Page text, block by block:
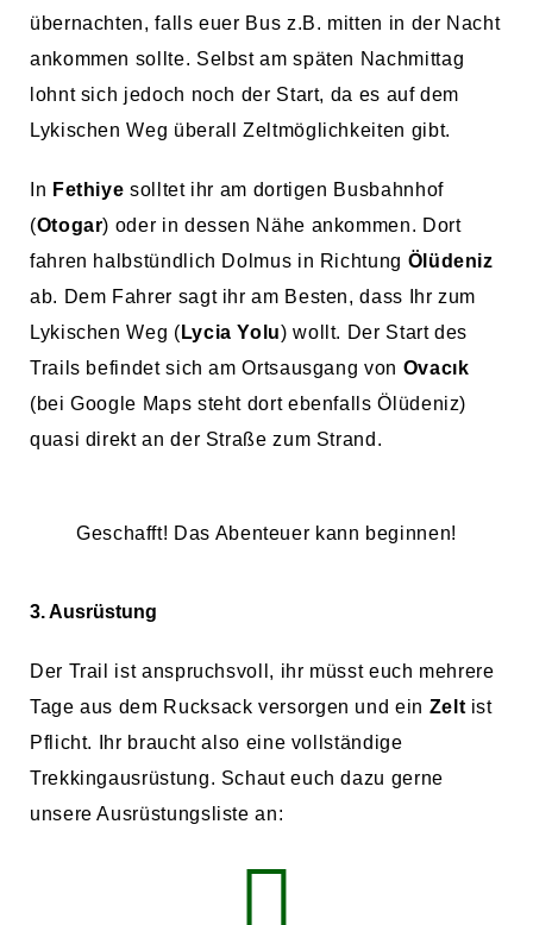
übernachten, falls euer Bus z.B. mitten in der Nacht
ankommen sollte. Selbst am späten Nachmittag
lohnt sich jedoch noch der Start, da es auf dem
Lykischen Weg überall Zeltmöglichkeiten gibt.
In Fethiye solltet ihr am dortigen Busbahnhof
(Otogar) oder in dessen Nähe ankommen. Dort
fahren halbstündlich Dolmus in Richtung Ölüdeniz
ab. Dem Fahrer sagt ihr am Besten, dass Ihr zum
Lykischen Weg ( Lycia Yolu) wollt. Der Start des
Trails befindet sich am Ortsausgang von Ovacık
(bei Google Maps steht dort ebenfalls Ölüdeniz)
quasi direkt an der Straße zum Strand.
Geschafft! Das Abenteuer kann beginnen!
3. Ausrüstung
Der Trail ist anspruchsvoll, ihr müsst euch mehrere
Tage aus dem Rucksack versorgen und ein Zelt ist
Pflicht. Ihr braucht also eine vollständige
Trekkingausrüstung. Schaut euch dazu gerne
unsere Ausrüstungsliste an: